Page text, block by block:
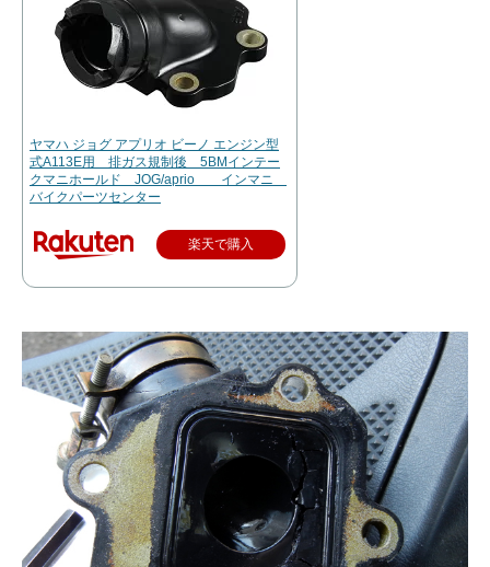
ヤマハ ジョグ アプリオ ビーノ エンジン型
式A113E用 排ガス規制後 5BMインテー
クマニホールド JOG/aprio インマニ
バイクパーツセンター
楽天で購入